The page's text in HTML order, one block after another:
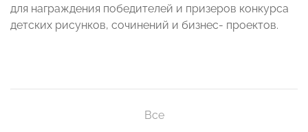
для награждения победителей и призеров конкурса
детских рисунков, сочинений и бизнес- проектов.
Все